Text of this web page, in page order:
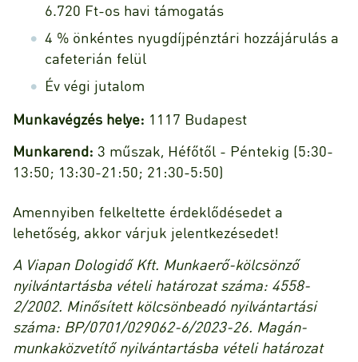
6.720 Ft-os havi támogatás
4 % önkéntes nyugdíjpénztári hozzájárulás a
cafeterián felül
Év végi jutalom
Munkavégzés helye: 1117 Budapest
Munkarend: 3 műszak, Héfőtől - Péntekig (5:30-
13:50; 13:30-21:50; 21:30-5:50)
Amennyiben felkeltette érdeklődésedet a
lehetőség, akkor várjuk jelentkezésedet!
A Viapan Dologidő Kft. Munkaerő-kölcsönző
nyilvántartásba vételi határozat száma: 4558-
2/2002. Minősített kölcsönbeadó nyilvántartási
száma: BP/0701/029062-6/2023-26. Magán-
munkaközvetítő nyilvántartásba vételi határozat